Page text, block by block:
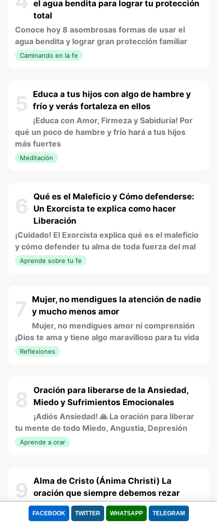
FACEBOOK TWITTER WHATSAPP TELEGRAM
el agua bendita para lograr tu protección
total
Conoce hoy 8 asombrosas formas de usar el
agua bendita y lograr gran protección familiar
Caminando en la fe
5
Educa a tus hijos con algo de hambre y
frío y verás fortaleza en ellos
¡Educa con Amor, Firmeza y Sabiduría! Por
qué un poco de hambre y frío hará a tus hijos
más fuertes
Meditación
6
Qué es el Maleficio y Cómo defenderse:
Un Exorcista te explica como hacer
Liberación
¡Cuidado! El Exorcista explica qué es el maleficio
y cómo defender tu alma de toda fuerza del mal
Aprende sobre tu fe
7
Mujer, no mendigues la atención de nadie
y mucho menos amor
Mujer, no mendigues amor ni comprensión
¡Dios te ama y tiene algo maravilloso para tu vida
Reflexiones
8
Oración para liberarse de la Ansiedad,
Miedo y Sufrimientos Emocionales
¡Adiós Ansiedad! 🙏 La oración para liberar
tu mente de todo Miedo, Angustia, Depresión
Aprende a orar
9
Alma de Cristo (Ánima Christi) La
oración que siempre debemos rezar
Anima Christi: La oración que todo católico
debe rezar para unión total con Jesús ✨